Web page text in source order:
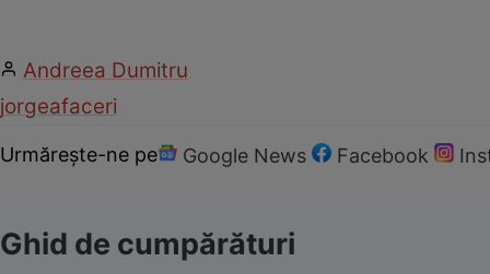
Andreea Dumitru
jorgeafaceri
Urmărește-ne pe Google News Facebook
Ghid de cumpărături